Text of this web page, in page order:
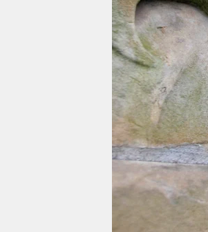
verlag
verlag
veranstaltungen
shop
fragen & hilfe
unterstützen
abo
genossenschaft